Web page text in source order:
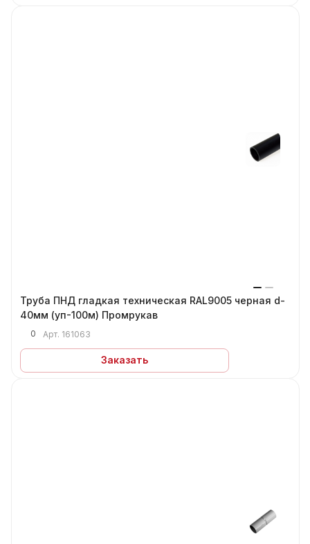
Труба ПНД гладкая техническая RAL9005 черная d-
40мм (уп-100м) Промрукав
0 Арт. 161063
Заказать